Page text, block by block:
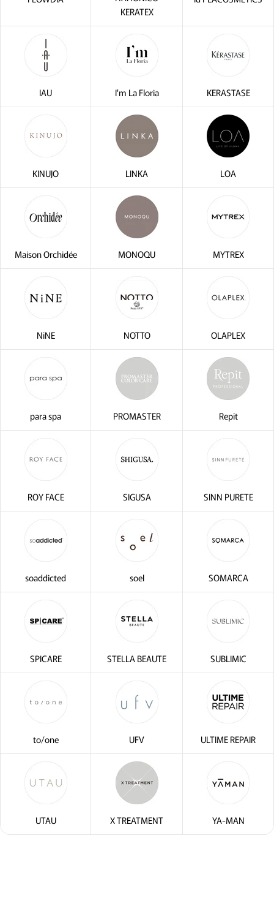
KERATEX
IAU I'm La Floria KERASTASE
KINUJO LINKA LOA
Maison Orchidée MONOQU MYTREX
NiNE NOTTO OLAPLEX
para spa PROMASTER Repit
ROY FACE SIGUSA SINN PURETE
soaddicted soel SOMARCA
SPICARE STELLA BEAUTE SUBLIMIC
to/one UFV ULTIME REPAIR
UTAU X TREATMENT YA-MAN